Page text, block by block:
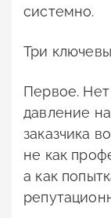
системно.
Три
Первое.
давление
заказчика
не как
а как